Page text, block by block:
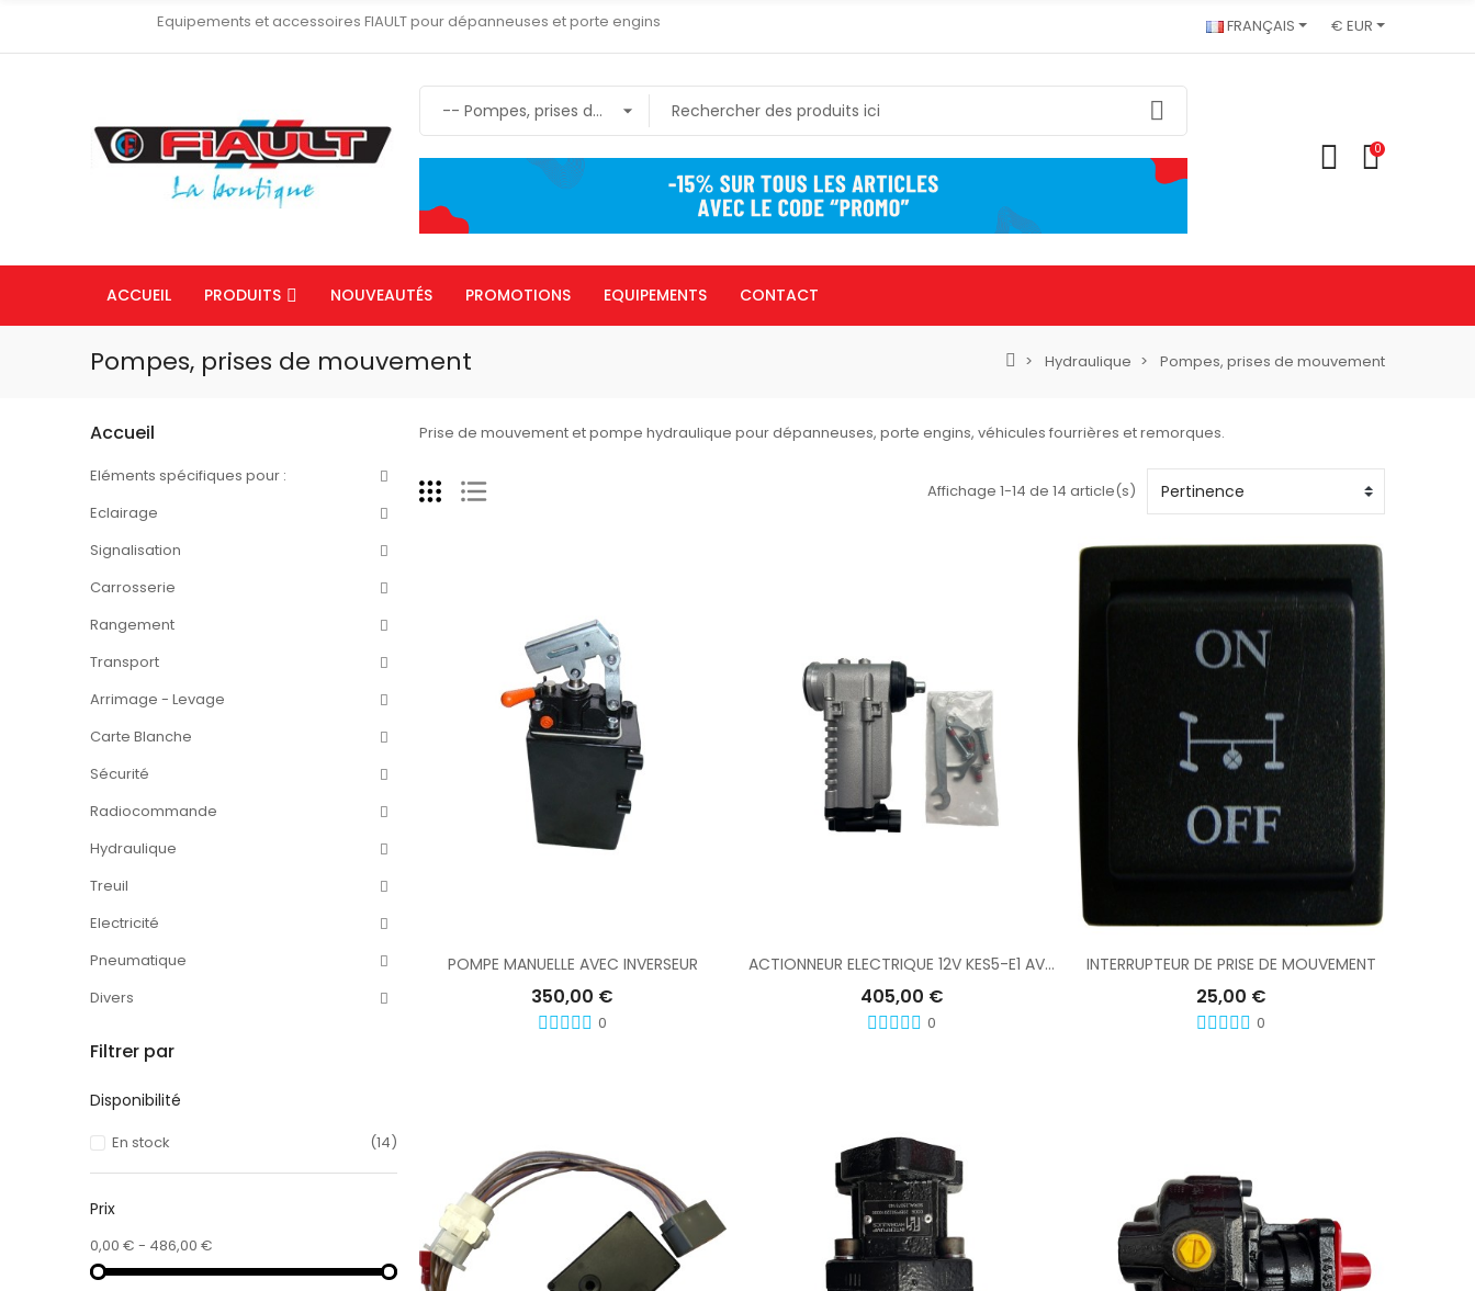
Equipements et accessoires FIAULT pour dépanneuses et porte engins FRANÇAIS € EUR
0
ACCUEIL PRODUITS NOUVEAUTÉS PROMOTIONS EQUIPEMENTS CONTACT
Pompes, prises de mouvement Hydraulique Pompes, prises de mouvement
Accueil
Eléments spécifiques pour :
Eclairage
Signalisation
Carrosserie
Rangement
Transport
Arrimage - Levage
Carte Blanche
Sécurité
Radiocommande
Hydraulique
Treuil
Electricité
Pneumatique
Divers
Filtrer par
Disponibilité
En stock (14)
Prix
0,00 € - 486,00 €
Prise de mouvement et pompe hydraulique pour dépanneuses, porte engins, véhicules fourrières et remorques.
Affichage 1-14 de 14 article(s)
POMPE MANUELLE AVEC INVERSEUR
350,00 €
0
ACTIONNEUR ELECTRIQUE 12V KES5-E1 AVEC MOTEUR RENFORCE
405,00 €
0
Ajouter Au Panier
INTERRUPTEUR DE PRISE DE MOUVEMENT
25,00 €
0